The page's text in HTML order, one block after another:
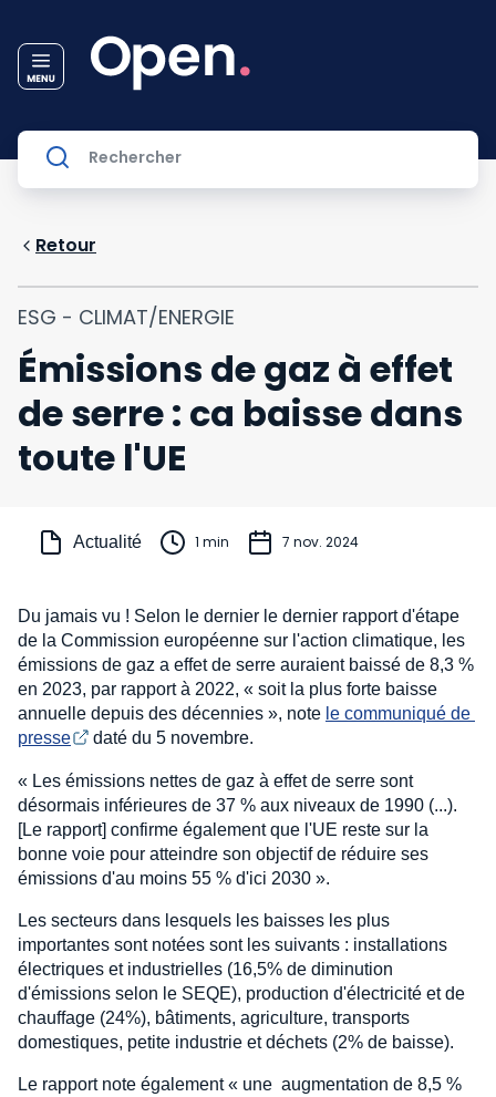
Retour
ESG - CLIMAT/ENERGIE
Émissions de gaz à effet
de serre : ca baisse dans
toute l'UE
Actualité 1 min 7 nov. 2024
Du jamais vu ! Selon le dernier le dernier rapport d'étape
de la Commission européenne sur l'action climatique, les
émissions de gaz a effet de serre auraient baissé de 8,3 %
en 2023, par rapport à 2022, « soit la plus forte baisse
annuelle depuis des décennies », note le communiqué de
presse
daté du 5 novembre.
« Les émissions nettes de gaz à effet de serre sont
désormais inférieures de 37 % aux niveaux de 1990 (...).
[Le rapport] confirme également que l'UE reste sur la
bonne voie pour atteindre son objectif de réduire ses
émissions d'au moins 55 % d'ici 2030 ».
Les secteurs dans lesquels les baisses les plus
importantes sont notées sont les suivants : installations
électriques et industrielles (16,5% de diminution
d'émissions selon le SEQE), production d'électricité et de
chauffage (24%), bâtiments, agriculture, transports
domestiques, petite industrie et déchets (2% de baisse).
Le rapport note également « une augmentation de 8,5 %